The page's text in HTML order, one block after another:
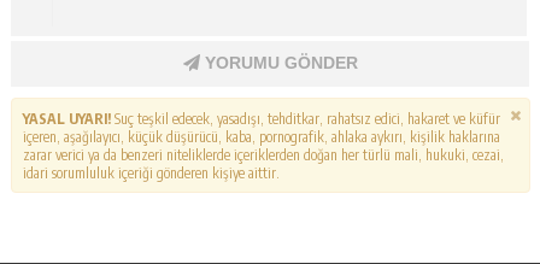
YORUMU GÖNDER
YASAL UYARI!Suç teşkil edecek, yasadışı, tehditkar, rahatsız edici, hakaret ve küfür
içeren, aşağılayıcı, küçük düşürücü, kaba, pornografik, ahlaka aykırı, kişilik haklarına
zarar verici ya da benzeri niteliklerde içeriklerden doğan her türlü mali, hukuki, cezai,
idari sorumluluk içeriği gönderen kişiye aittir.